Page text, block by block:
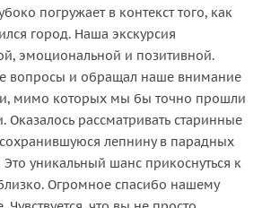
погружает в контекст того, как
город. Наша экскурсия
эмоциональной и позитивной.
вопросы и обращал наше внимание
мимо которых мы бы точно прошли
Оказалось рассматривать старинные
лепнину в парадных
уникальный шанс прикоснуться к
Огромное спасибо нашему